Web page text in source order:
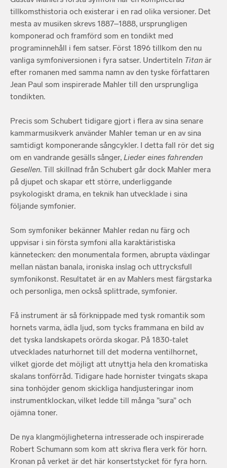
tillkomsthistoria och existerar i en rad olika versioner. Det
mesta av musiken skrevs 1887–1888, ursprungligen
komponerad och framförd som en tondikt med
programinnehåll i fem satser. Först 1896 tillkom den nu
vanliga symfoniversionen i fyra satser. Undertiteln Titan är
efter romanen med samma namn av den tyske författaren
Jean Paul som inspirerade Mahler till den ursprungliga
tondikten.
Precis som Schubert tidigare gjort i flera av sina senare
kammarmusikverk använder Mahler teman ur en av sina
samtidigt komponerande sångcykler. I detta fall rör det sig
om en vandrande gesälls sånger, Lieder eines fahrenden
Gesellen. Till skillnad från Schubert går dock Mahler mera
på djupet och skapar ett större, underliggande
psykologiskt drama, en teknik han utvecklade i sina
följande symfonier.
Som symfoniker bekänner Mahler redan nu färg och
uppvisar i sin första symfoni alla karaktäristiska
kännetecken: den monumentala formen, abrupta växlingar
mellan nästan banala, ironiska inslag och uttrycksfull
symfonikonst. Resultatet är en av Mahlers mest färgstarka
och personliga, men också splittrade, symfonier.
Få instrument är så förknippade med tysk romantik som
hornets varma, ädla ljud, som tycks frammana en bild av
det tyska landskapets orörda skogar. På 1830-talet
utvecklades naturhornet till det moderna ventilhornet,
vilket gjorde det möjligt att utnyttja hela den kromatiska
skalans tonförråd. Tidigare hade hornister tvingats skapa
sina tonhöjder genom skickliga handjusteringar inom
instrumentklockan, vilket ledde till många ”sura” och
ojämna toner.
De nya klangmöjligheterna intresserade och inspirerade
Robert Schumann som kom att skriva flera verk för horn.
Kronan på verket är det här konsertstycket för fyra horn.